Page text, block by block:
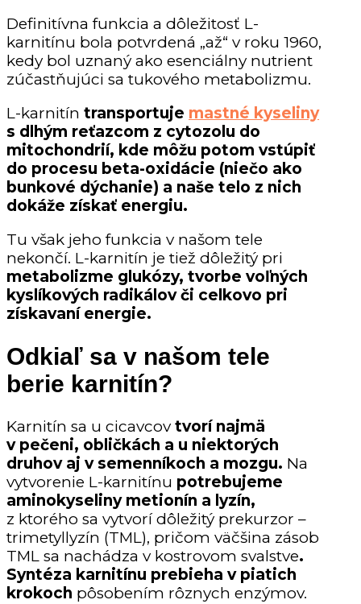
Definitívna funkcia a dôležitosť L-
karnitínu bola potvrdená „až“ v roku 1960,
kedy bol uznaný ako esenciálny nutrient
zúčastňujúci sa tukového metabolizmu.
L-karnitín transportuje mastné kyseliny
s dlhým reťazcom z cytozolu do
mitochondrií, kde môžu potom vstúpiť
do procesu beta-oxidácie (niečo ako
bunkové dýchanie) a naše telo z nich
dokáže získať energiu.
Tu však jeho funkcia v našom tele
nekončí. L-karnitín je tiež dôležitý pri
metabolizme glukózy, tvorbe voľných
kyslíkových radikálov či celkovo pri
získavaní energie.
Odkiaľ sa v našom tele
berie karnitín?
Karnitín sa u cicavcov tvorí najmä
v pečeni, obličkách a u niektorých
druhov aj v semenníkoch a mozgu. Na
vytvorenie L-karnitínu potrebujeme
aminokyseliny metionín a lyzín,
z ktorého sa vytvorí dôležitý prekurzor –
trimetyllyzín (TML), pričom väčšina zásob
TML sa nachádza v kostrovom svalstve.
Syntéza karnitínu prebieha v piatich
krokoch pôsobením rôznych enzýmov.